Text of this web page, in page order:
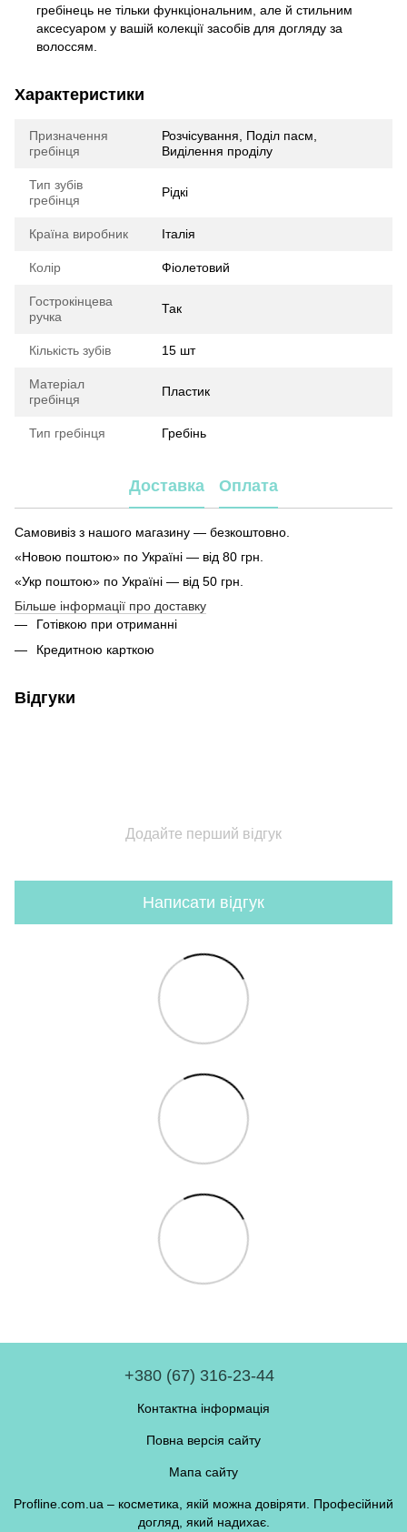
гребінець не тільки функціональним, але й стильним
аксесуаром у вашій колекції засобів для догляду за
волоссям.
Характеристики
Призначення
гребінця
Розчісування, Поділ пасм,
Виділення проділу
Тип зубів
гребінця
Рідкі
Країна виробник Італія
Колір Фіолетовий
Гострокінцева
ручка
Так
Кількість зубів 15 шт
Матеріал
гребінця
Пластик
Тип гребінця Гребінь
Доставка Оплата
Самовивіз з нашого магазину — безкоштовно.
«Новою поштою» по Україні — від 80 грн.
«Укр поштою» по Україні — від 50 грн.
Більше інформації про доставку
Готівкою при отриманні
Кредитною карткою
Відгуки
Додайте перший відгук
Написати відгук
+380 (67) 316-23-44
Контактна інформація
Повна версія сайту
Мапа сайту
Profline.com.ua – косметика, якій можна довіряти. Професійний
догляд, який надихає.